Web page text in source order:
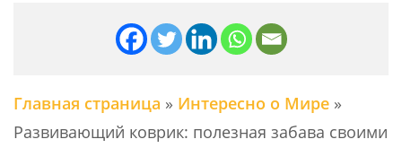
Главная страница » Интересно о Мире »
Развивающий коврик: полезная забава своими